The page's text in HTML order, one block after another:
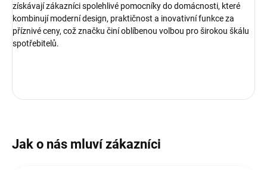
získávají zákazníci spolehlivé pomocníky do domácnosti, které
kombinují moderní design, praktičnost a inovativní funkce za
příznivé ceny, což značku činí oblíbenou volbou pro širokou škálu
spotřebitelů.